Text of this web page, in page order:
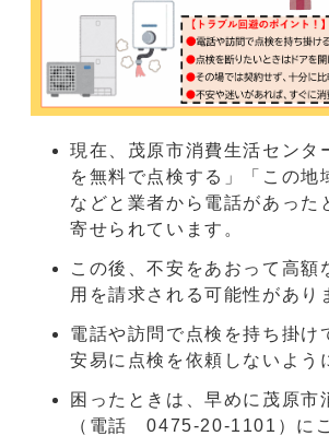
現在、茂原市消費生活センタ
を無料で点検する」「この地
などと業者から電話があった
寄せられています。
この後、不安をあおって高額
用を請求される可能性があり
電話や訪問で点検を持ち掛け
安易に点検を依頼しないよう
困ったときは、早めに茂原市
（電話 0475-20-1101）に